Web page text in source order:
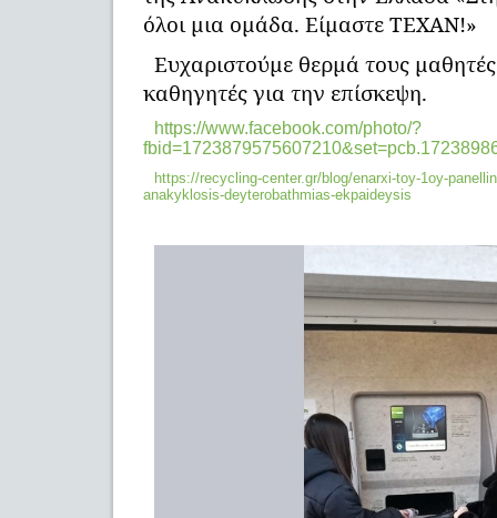
όλοι μια ομάδα. Είμαστε ΤΕΧΑΝ!»
Ευχαριστούμε θερμά τους
καθηγητές για την επίσκεψη.
https://www.facebook.com/photo/?
https://recycling-center.gr/blog/enarxi-toy-1oy-
anakyklosis-deyterobathmias-ekpaideysis